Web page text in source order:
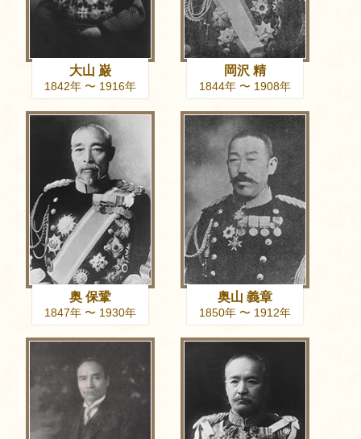
大山 巌
1842年 〜 1916年
岡沢 精
1844年 〜 1908年
奥 保鞏
1847年 〜 1930年
奥山 義章
1850年 〜 1912年